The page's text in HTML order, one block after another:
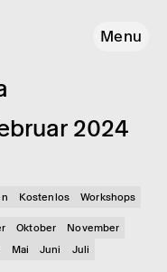
Menu
2024
Kostenlos Workshops
Oktober
November
Mai Juni Juli